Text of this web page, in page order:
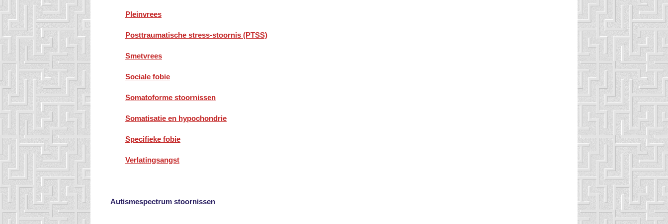
Pleinvrees
Posttraumatische stress-stoornis (PTSS)
Smetvrees
Sociale fobie
Somatoforme stoornissen
Somatisatie en hypochondrie
Specifieke fobie
Verlatingsangst
Autismespectrum stoornissen